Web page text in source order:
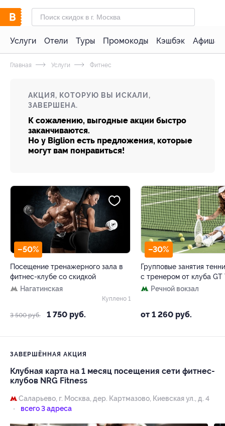
Услуги Отели Туры Промокоды Кэшбэк Афиша
Главная Услуги Фитнес
АКЦИЯ, КОТОРУЮ ВЫ ИСКАЛИ,
ЗАВЕРШЕНА.
К сожалению, выгодные акции быстро
заканчиваются.
Но у Biglion есть предложения, которые
могут вам понравиться!
–50%
Посещение тренажерного зала в
фитнес-клубе со скидкой
Нагатинская
3 500 руб. 1 750 руб.
Куплено 1
–30%
Групповые занятия
с тренером от клуба GT
Речной вокзал
от 1 260 руб.
ЗАВЕРШЁННАЯ АКЦИЯ
Клубная карта на 1 месяц посещения сети фитнес-
клубов NRG Fitness
Саларьево, г. Москва, дер. Картмазово, Киевская ул., д. 4
всего 3 адреса